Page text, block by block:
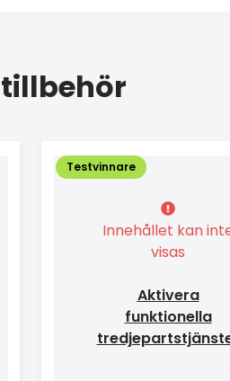
Testvinnare
Innehållet kan
visas
Aktivera
funktionella